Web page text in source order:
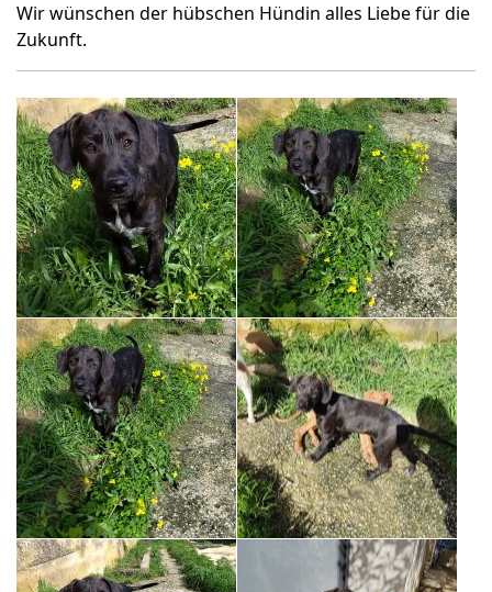
Wir wünschen der hübschen Hündin alles Liebe für die
Zukunft.